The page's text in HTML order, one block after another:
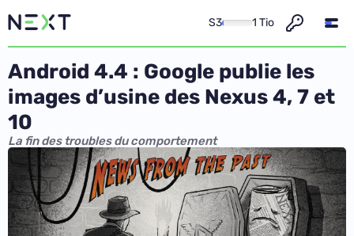
S3 1 Tio
Android 4.4 : Google publie les
images d’usine des Nexus 4, 7 et
10
La fin des troubles du comportement